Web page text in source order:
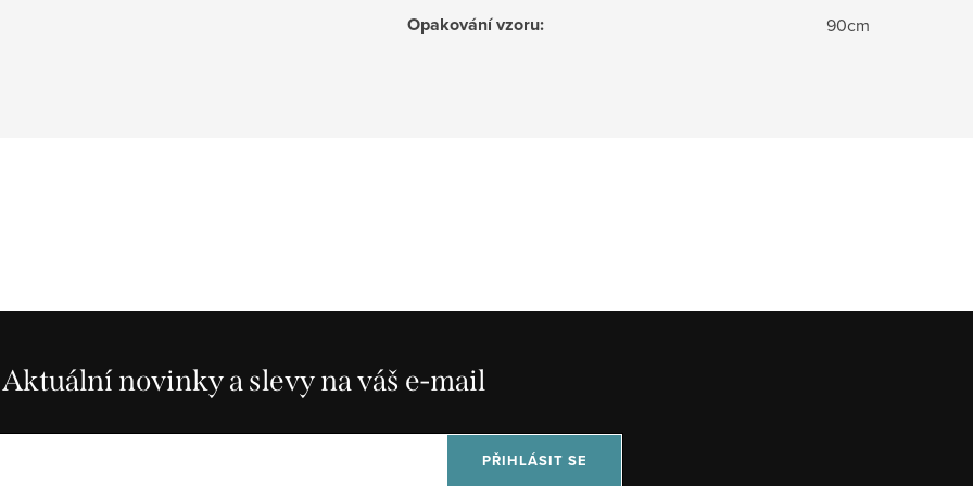
Opakování vzoru: 90cm
Aktuální novinky a slevy na váš e-mail
PŘIHLÁSIT SE